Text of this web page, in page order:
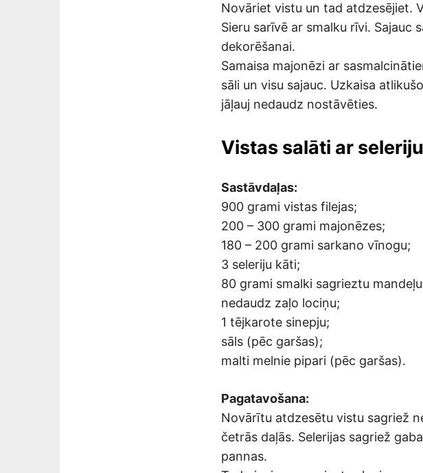
Novāriet vistu un tad atdzesējiet.
Sieru sarīvē ar smalku rīvi. Sajauc
dekorēšanai.
Samaisa majonēzi ar
sāli un visu sajauc. Uzkaisa
jāļauj nedaudz nostāvēties.
Vistas salāti ar
Sastāvdaļas:
900 grami vistas filejas;
200 – 300 grami majonēzes;
180 – 200 grami sarkano vīnogu;
3 seleriju kāti;
80 grami smalki sagrieztu
nedaudz zaļo lociņu;
1 tējkarote sinepju;
sāls (pēc garšas);
malti melnie pipari (pēc garšas).
Pagatavošana:
Novārītu atdzesētu vistu sagriež
četrās daļās. Selerijas sagriež
pannas.